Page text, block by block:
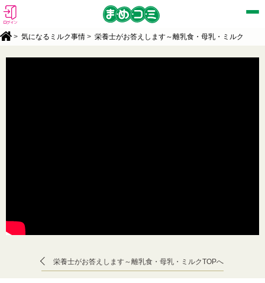
ログイン
> 気になるミルク事情 > 栄養士がお答えします～離乳食・母乳・ミルク
栄養士がお答えします～離乳食・母乳・ミルクTOPへ